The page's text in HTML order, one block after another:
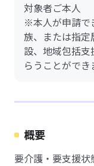
対象者ご本人
※本人が申請で
族、または指
設、地域包括
らうことができ
概要
要介護・要支援